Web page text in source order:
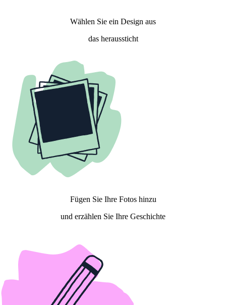
Wählen Sie ein Design aus
das heraussticht
Fügen Sie Ihre Fotos hinzu
und erzählen Sie Ihre Geschichte